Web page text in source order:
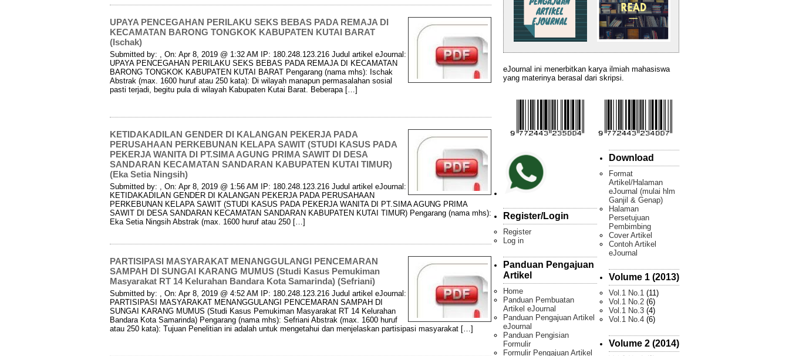
UPAYA PENCEGAHAN PERILAKU SEKS BEBAS PADA REMAJA DI
KECAMATAN BARONG TONGKOK KABUPATEN KUTAI BARAT
(Ischak)
Submitted by: , On: Apr 8, 2019 @ 1:32 AM IP: 180.248.123.216 Judul artikel eJournal:
UPAYA PENCEGAHAN PERILAKU SEKS BEBAS PADA REMAJA DI KECAMATAN
BARONG TONGKOK KABUPATEN KUTAI BARAT Pengarang (nama mhs): Ischak
Abstrak (max. 1600 huruf atau 250 kata): Di wilayah manapun permasalahan sosial
pasti terjadi, begitu pula di wilayah Kabupaten Kutai Barat. Beberapa […]
KETIDAKADILAN GENDER DI KALANGAN PEKERJA PADA
PERUSAHAAN PERKEBUNAN KELAPA SAWIT (STUDI KASUS PADA
PEKERJA WANITA DI PT.SIMA AGUNG PRIMA SAWIT DI DESA
SANDARAN KECAMATAN SANDARAN KABUPATEN KUTAI TIMUR)
(Eka Setia Ningsih)
Submitted by: , On: Apr 8, 2019 @ 1:56 AM IP: 180.248.123.216 Judul artikel eJournal:
KETIDAKADILAN GENDER DI KALANGAN PEKERJA PADA PERUSAHAAN
PERKEBUNAN KELAPA SAWIT (STUDI KASUS PADA PEKERJA WANITA DI PT.SIMA AGUNG PRIMA
SAWIT DI DESA SANDARAN KECAMATAN SANDARAN KABUPATEN KUTAI TIMUR) Pengarang (nama mhs):
Eka Setia Ningsih Abstrak (max. 1600 huruf atau 250 […]
PARTISIPASI MASYARAKAT MENANGGULANGI PENCEMARAN
SAMPAH DI SUNGAI KARANG MUMUS (Studi Kasus Pemukiman
Masyarakat RT 14 Kelurahan Bandara Kota Samarinda) (Sefriani)
Submitted by: , On: Apr 8, 2019 @ 4:52 AM IP: 180.248.123.216 Judul artikel eJournal:
PARTISIPASI MASYARAKAT MENANGGULANGI PENCEMARAN SAMPAH DI
SUNGAI KARANG MUMUS (Studi Kasus Pemukiman Masyarakat RT 14 Kelurahan
Bandara Kota Samarinda) Pengarang (nama mhs): Sefriani Abstrak (max. 1600 huruf
atau 250 kata): Tujuan Penelitian ini adalah untuk mengetahui dan menjelaskan partisipasi masyarakat […]
eJournal ini menerbitkan karya ilmiah mahasiswa
yang materinya berasal dari skripsi.
Register/Login
Register
Log in
Panduan Pengajuan
Artikel
Home
Panduan Pembuatan
Artikel eJournal
Panduan Pengajuan Artikel
eJournal
Panduan Pengisian
Formulir
Formulir Pengajuan Artikel
Download
Format
Artikel/Halaman
eJournal (mulai hlm
Ganjil & Genap)
Halaman
Persetujuan
Pembimbing
Cover Artikel
Contoh Artikel
eJournal
Volume 1 (2013)
Vol.1 No.1 (11)
Vol.1 No.2 (6)
Vol.1 No.3 (4)
Vol.1 No.4 (6)
Volume 2 (2014)